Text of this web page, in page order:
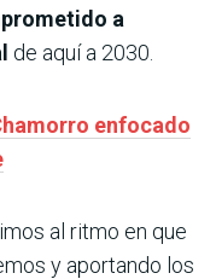
a
de aquí a 2030.
enfocado
al ritmo en que
y aportando los